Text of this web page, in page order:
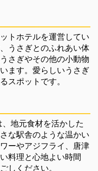
トホテルを運営してい
うさぎとのふれあい体
さぎやその他の小動物
ます。愛らしいうさぎ
スポットです。
、地元食材を活かした
な駅舎のような温かい
ーやアジフライ、唐津
料理と心地よい時間
しください。